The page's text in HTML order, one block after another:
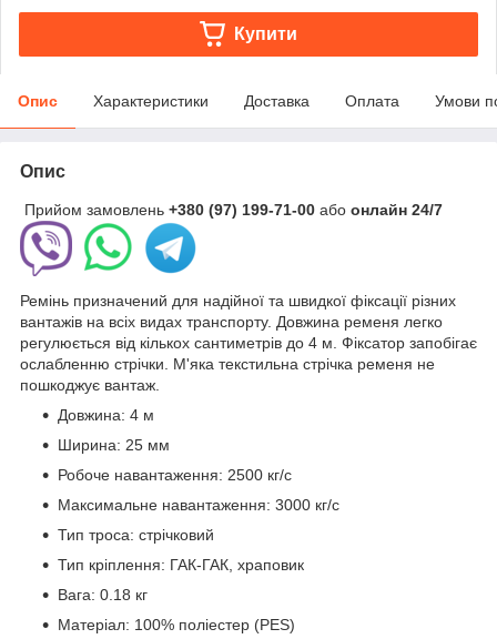
Купити
Опис Характеристики Доставка Оплата Умови
Опис
Прийом замовлень +380 (97) 199-71-00 або онлайн 24/7
Ремінь призначений для надійної та швидкої фіксації різних
вантажів на всіх видах транспорту. Довжина ременя легко
регулюється від кількох сантиметрів до 4 м. Фіксатор запобігає
ослабленню стрічки. М'яка текстильна стрічка ременя не
пошкоджує вантаж.
Довжина: 4 м
Ширина: 25 мм
Робоче навантаження: 2500 кг/с
Максимальне навантаження: 3000 кг/с
Тип троса: стрічковий
Тип кріплення: ГАК-ГАК, храповик
Вага: 0.18 кг
Матеріал: 100% поліестер (PES)